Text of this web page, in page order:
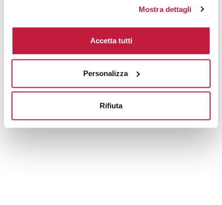
Mostra dettagli
Accetta tutti
Personalizza
Rifiuta
Tecniche di stampa
Domande e risposte
Prodotti alternativi